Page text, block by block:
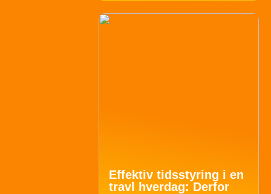
Effektiv tidsstyring i en
travl hverdag: Derfor